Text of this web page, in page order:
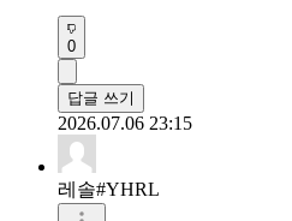
0
답글 쓰기
2026.07.06 23:15
레솔#YHRL